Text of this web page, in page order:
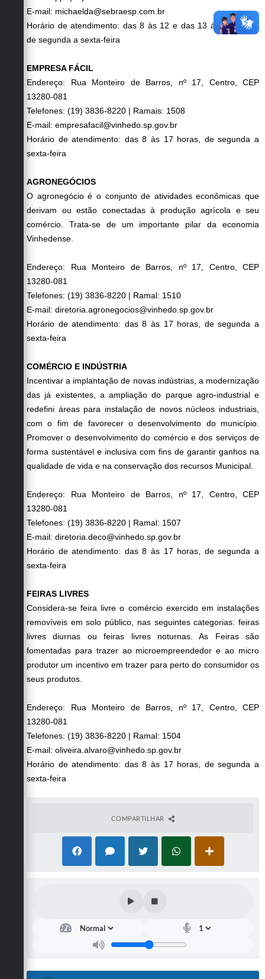
E-mail: michaelda@sebraesp.com.br
Horário de atendimento: das 8 às 12 e das 13 às 17 horas,
de segunda a sexta-feira
EMPRESA FÁCIL
Endereço: Rua Monteiro de Barros, nº 17, Centro, CEP
13280-081
Telefones: (19) 3836-8220 | Ramais: 1508
E-mail: empresafacil@vinhedo.sp.gov.br
Horário de atendimento: das 8 às 17 horas, de segunda a
sexta-feira
AGRONEGÓCIOS
O agronegócio é o conjunto de atividades econômicas que
derivam ou estão conectadas à produção agrícola e seu
comércio. Trata-se de um importante pilar da economia
Vinhedense.
Endereço: Rua Monteiro de Barros, nº 17, Centro, CEP
13280-081
Telefones: (19) 3836-8220 | Ramal: 1510
E-mail: diretoria.agronegocios@vinhedo.sp.gov.br
Horário de atendimento: das 8 às 17 horas, de segunda a
sexta-feira
COMÉRCIO E INDÚSTRIA
Incentivar a implantação de novas indústrias, a modernização
das já existentes, a ampliação do parque agro-industrial e
redefini áreas para instalação de novos núcleos industriais,
com o fim de favorecer o desenvolvimento do município.
Promover o desenvolvimento do comércio e dos serviços de
forma sustentável e inclusiva com fins de garantir ganhos na
qualidade de vida e na conservação dos recursos Municipal.
Endereço: Rua Monteiro de Barros, nº 17, Centro, CEP
13280-081
Telefones: (19) 3836-8220 | Ramal: 1507
E-mail: diretoria.deco@vinhedo.sp.gov.br
Horário de atendimento: das 8 às 17 horas, de segunda a
sexta-feira
FEIRAS LIVRES
Considera-se feira livre o comércio exercido em instalações
removíveis em solo público, nas seguintes categorias: feiras
livres diurnas ou feiras livres noturnas. As Feiras são
fomentadas para trazer ao microempreendedor e ao micro
produtor um incentivo em trazer para perto do consumidor os
seus produtos.
Endereço: Rua Monteiro de Barros, nº 17, Centro, CEP
13280-081
Telefones: (19) 3836-8220 | Ramal: 1504
E-mail: oliveira.alvaro@vinhedo.sp.gov.br
Horário de atendimento: das 8 às 17 horas, de segunda a
sexta-feira
COMPARTILHAR